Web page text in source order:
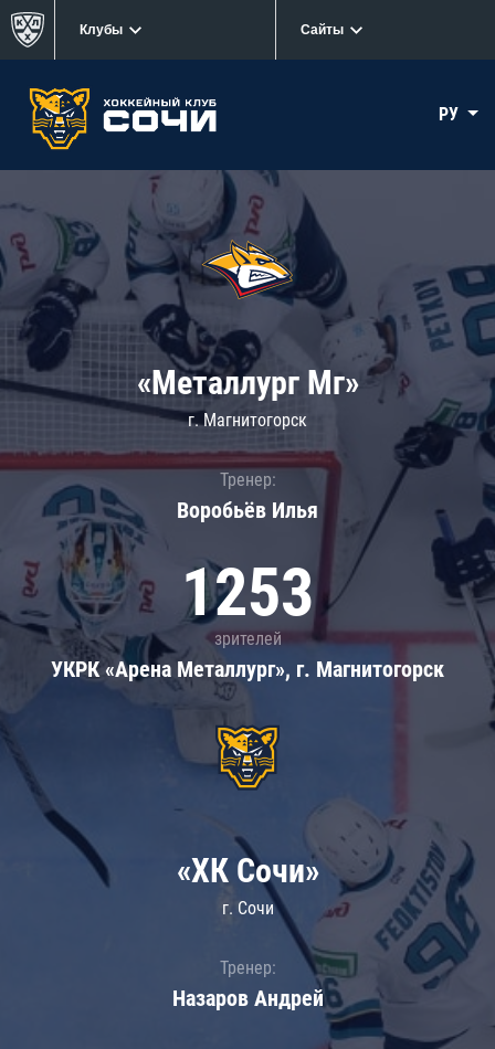
Клубы Сайты
РУ
«Металлург Мг»
г. Магнитогорск
Тренер:
Воробьёв Илья
1253
зрителей
УКРК «Арена Металлург», г. Магнитогорск
«ХК Сочи»
г. Сочи
Тренер:
Назаров Андрей